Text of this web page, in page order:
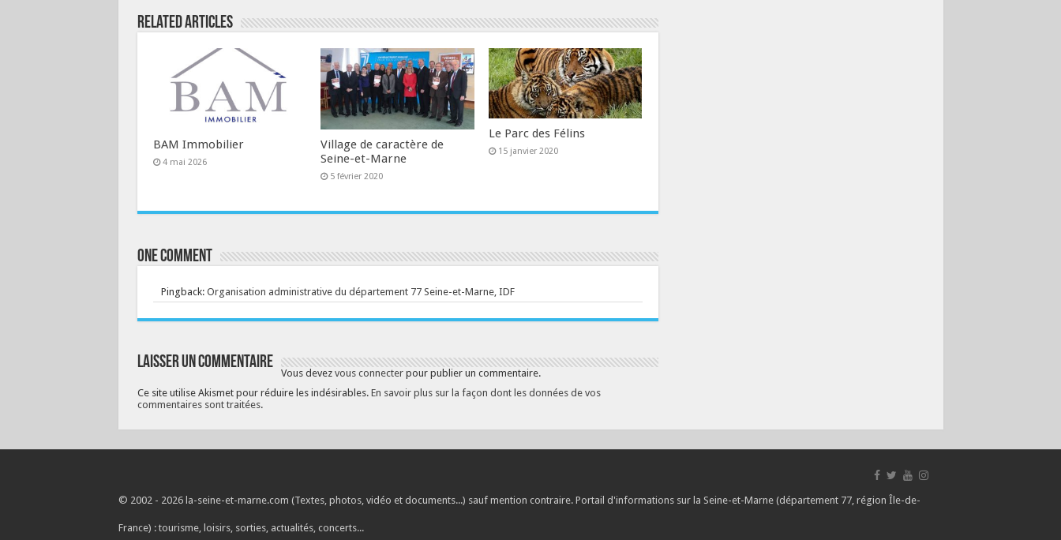
Related Articles
BAM Immobilier
4 mai 2026
Village de caractère de
Seine-et-Marne
5 février 2020
Le Parc des Félins
15 janvier 2020
One comment
Pingback: Organisation administrative du département 77 Seine-et-Marne, IDF
Laisser un commentaire
Vous devez vous connecterpour publier un commentaire.
Ce site utilise Akismet pour réduire les indésirables. En savoir plus sur la façon dont les données de vos
commentaires sont traitées.
© 2002 - 2026 la-seine-et-marne.com (Textes, photos, vidéo et documents...) sauf mention contraire. Portail d'informations sur la Seine-et-Marne (département 77, région Île-de-
France) : tourisme, loisirs, sorties, actualités, concerts...